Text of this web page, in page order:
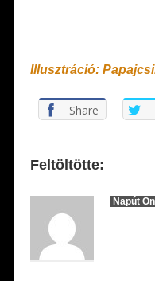
Illusztráció:
Share
Feltöltötte:
Napút